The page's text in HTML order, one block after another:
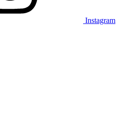
Instagram